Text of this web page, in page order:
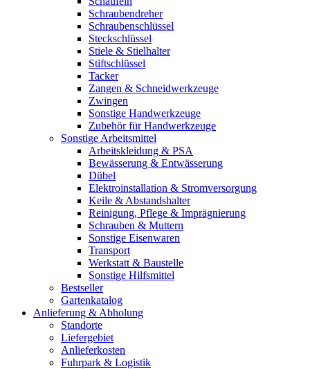
Schraubendreher
Schraubenschlüssel
Steckschlüssel
Stiele & Stielhalter
Stiftschlüssel
Tacker
Zangen & Schneidwerkzeuge
Zwingen
Sonstige Handwerkzeuge
Zubehör für Handwerkzeuge
Sonstige Arbeitsmittel
Arbeitskleidung & PSA
Bewässerung & Entwässerung
Dübel
Elektroinstallation & Stromversorgung
Keile & Abstandshalter
Reinigung, Pflege & Imprägnierung
Schrauben & Muttern
Sonstige Eisenwaren
Transport
Werkstatt & Baustelle
Sonstige Hilfsmittel
Bestseller
Gartenkatalog
Anlieferung & Abholung
Standorte
Liefergebiet
Anlieferkosten
Fuhrpark & Logistik